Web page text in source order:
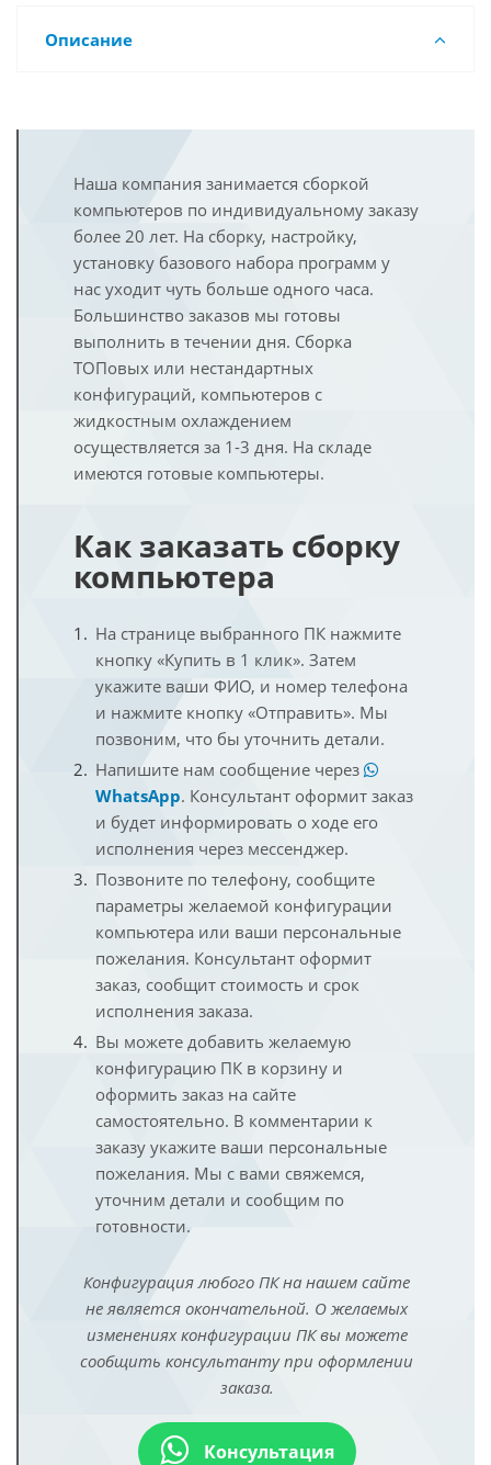
Описание
Наша компания занимается сборкой
компьютеров по индивидуальному заказу
более 20 лет. На сборку, настройку,
установку базового набора программ у
нас уходит чуть больше одного часа.
Большинство заказов мы готовы
выполнить в течении дня. Сборка
ТОПовых или нестандартных
конфигураций, компьютеров с
жидкостным охлаждением
осуществляется за 1-3 дня. На складе
имеются готовые компьютеры.
Как заказать сборку
компьютера
На странице выбранного ПК нажмите
кнопку «Купить в 1 клик». Затем
укажите ваши ФИО, и номер телефона
и нажмите кнопку «Отправить». Мы
позвоним, что бы уточнить детали.
Напишите нам сообщение через
WhatsApp. Консультант оформит заказ
и будет информировать о ходе его
исполнения через мессенджер.
Позвоните по телефону, сообщите
параметры желаемой конфигурации
компьютера или ваши персональные
пожелания. Консультант оформит
заказ, сообщит стоимость и срок
исполнения заказа.
Вы можете добавить желаемую
конфигурацию ПК в корзину и
оформить заказ на сайте
самостоятельно. В комментарии к
заказу укажите ваши персональные
пожелания. Мы с вами свяжемся,
уточним детали и сообщим по
готовности.
Конфигурация любого ПК на нашем сайте
не является окончательной. О желаемых
изменениях конфигурации ПК вы можете
сообщить консультанту при оформлении
заказа.
Консультация